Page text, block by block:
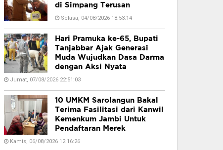
di Simpang Terusan
Selasa, 04/08/2026 18:53:14
Hari Pramuka ke-65, Bupati
Tanjabbar Ajak Generasi
Muda Wujudkan Dasa Darma
dengan Aksi Nyata
Jumat, 07/08/2026 22:51:03
10 UMKM Sarolangun Bakal
Terima Fasilitasi dari Kanwil
Kemenkum Jambi Untuk
Pendaftaran Merek
Kamis, 06/08/2026 12:16:26